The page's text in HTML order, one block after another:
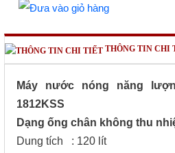
THÔNG TIN CHI
Máy nước nóng năng
1812KSS
Dạng ống chân không thu
Dung tích : 120 lít